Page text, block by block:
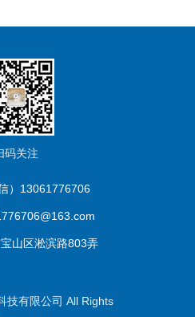
码关注
）13061776706
山区淞滨路803弄
技有限公司 All Rights